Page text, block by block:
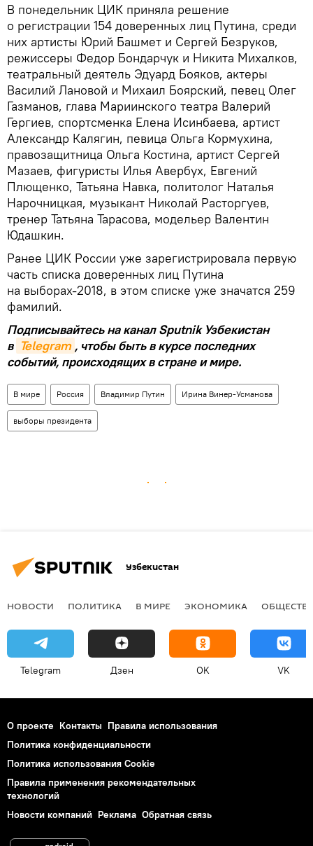
В понедельник ЦИК приняла решение
о регистрации 154 доверенных лиц Путина, среди
них артисты Юрий Башмет и Сергей Безруков,
режиссеры Федор Бондарчук и Никита Михалков,
театральный деятель Эдуард Бояков, актеры
Василий Лановой и Михаил Боярский, певец Олег
Газманов, глава Мариинского театра Валерий
Гергиев, спортсменка Елена Исинбаева, артист
Александр Калягин, певица Ольга Кормухина,
правозащитница Ольга Костина, артист Сергей
Мазаев, фигуристы Илья Авербух, Евгений
Плющенко, Татьяна Навка, политолог Наталья
Нарочницкая, музыкант Николай Расторгуев,
тренер Татьяна Тарасова, модельер Валентин
Юдашкин.
Ранее ЦИК России уже зарегистрировала первую
часть списка доверенных лиц Путина
на выборах-2018, в этом списке уже значатся 259
фамилий.
Подписывайтесь на канал Sputnik Узбекистан
в Telegram , чтобы быть в курсе последних
событий, происходящих в стране и мире.
В мире Россия Владимир Путин Ирина Винер-Усманова
выборы президента
Узбекистан
НОВОСТИ ПОЛИТИКА В МИРЕ ЭКОНОМИКА
Telegram Дзен OK VK
О проекте Контакты Правила использования
Политика конфиденциальности
Политика использования Cookie
Правила применения рекомендательных
технологий
Новости компаний Реклама Обратная связь